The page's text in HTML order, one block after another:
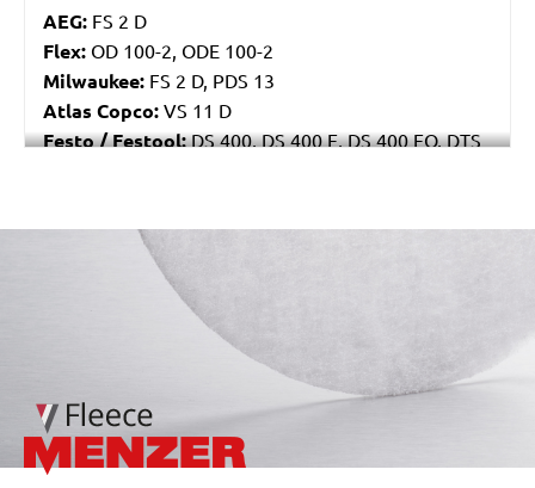
AEG: FS 2 D
Flex: OD 100-2, ODE 100-2
Milwaukee: FS 2 D, PDS 13
Atlas Copco: VS 11 D
Festo / Festool:DS 400, DS 400 E, DS 400 EQ, DTS
/marketing/parallax/menzer/parallax_logos/